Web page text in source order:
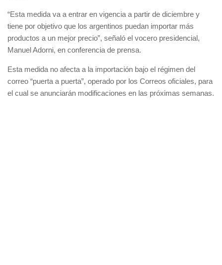
“Esta medida va a entrar en vigencia a partir de diciembre y
tiene por objetivo que los argentinos puedan importar más
productos a un mejor precio”, señaló el vocero presidencial,
Manuel Adorni, en conferencia de prensa.
Esta medida no afecta a la importación bajo el régimen del
correo “puerta a puerta”, operado por los Correos oficiales, para
el cual se anunciarán modificaciones en las próximas semanas.